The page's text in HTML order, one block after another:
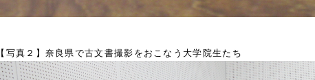
【写真２】奈良県で古文書撮影をおこなう大学院生たち